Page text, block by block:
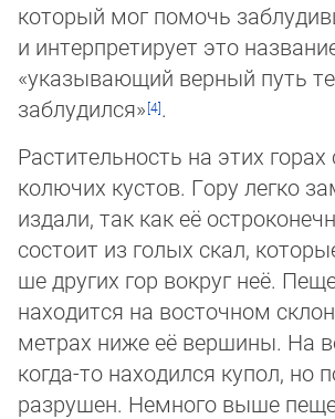
который мог помочь
и интерпретирует это
«указывающий верный путь
заблудился»
.
Растительность на этих горах
колючих кустов. Гору легко
издали, так как её
состоит из голых скал,
ше других гор вокруг неё.
находится на восточном
мет­рах ниже её вершины. На
когда-то находился купол, но
раз­рушен. Немного выше